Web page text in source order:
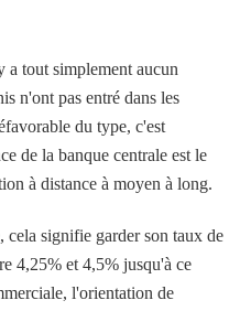
a tout simplement aucun
n'ont pas entré dans les
du type, c'est
de la banque centrale est le
à distance à moyen à long.
cela signifie garder son taux de
4,25% et 4,5% jusqu'à ce
l'orientation de